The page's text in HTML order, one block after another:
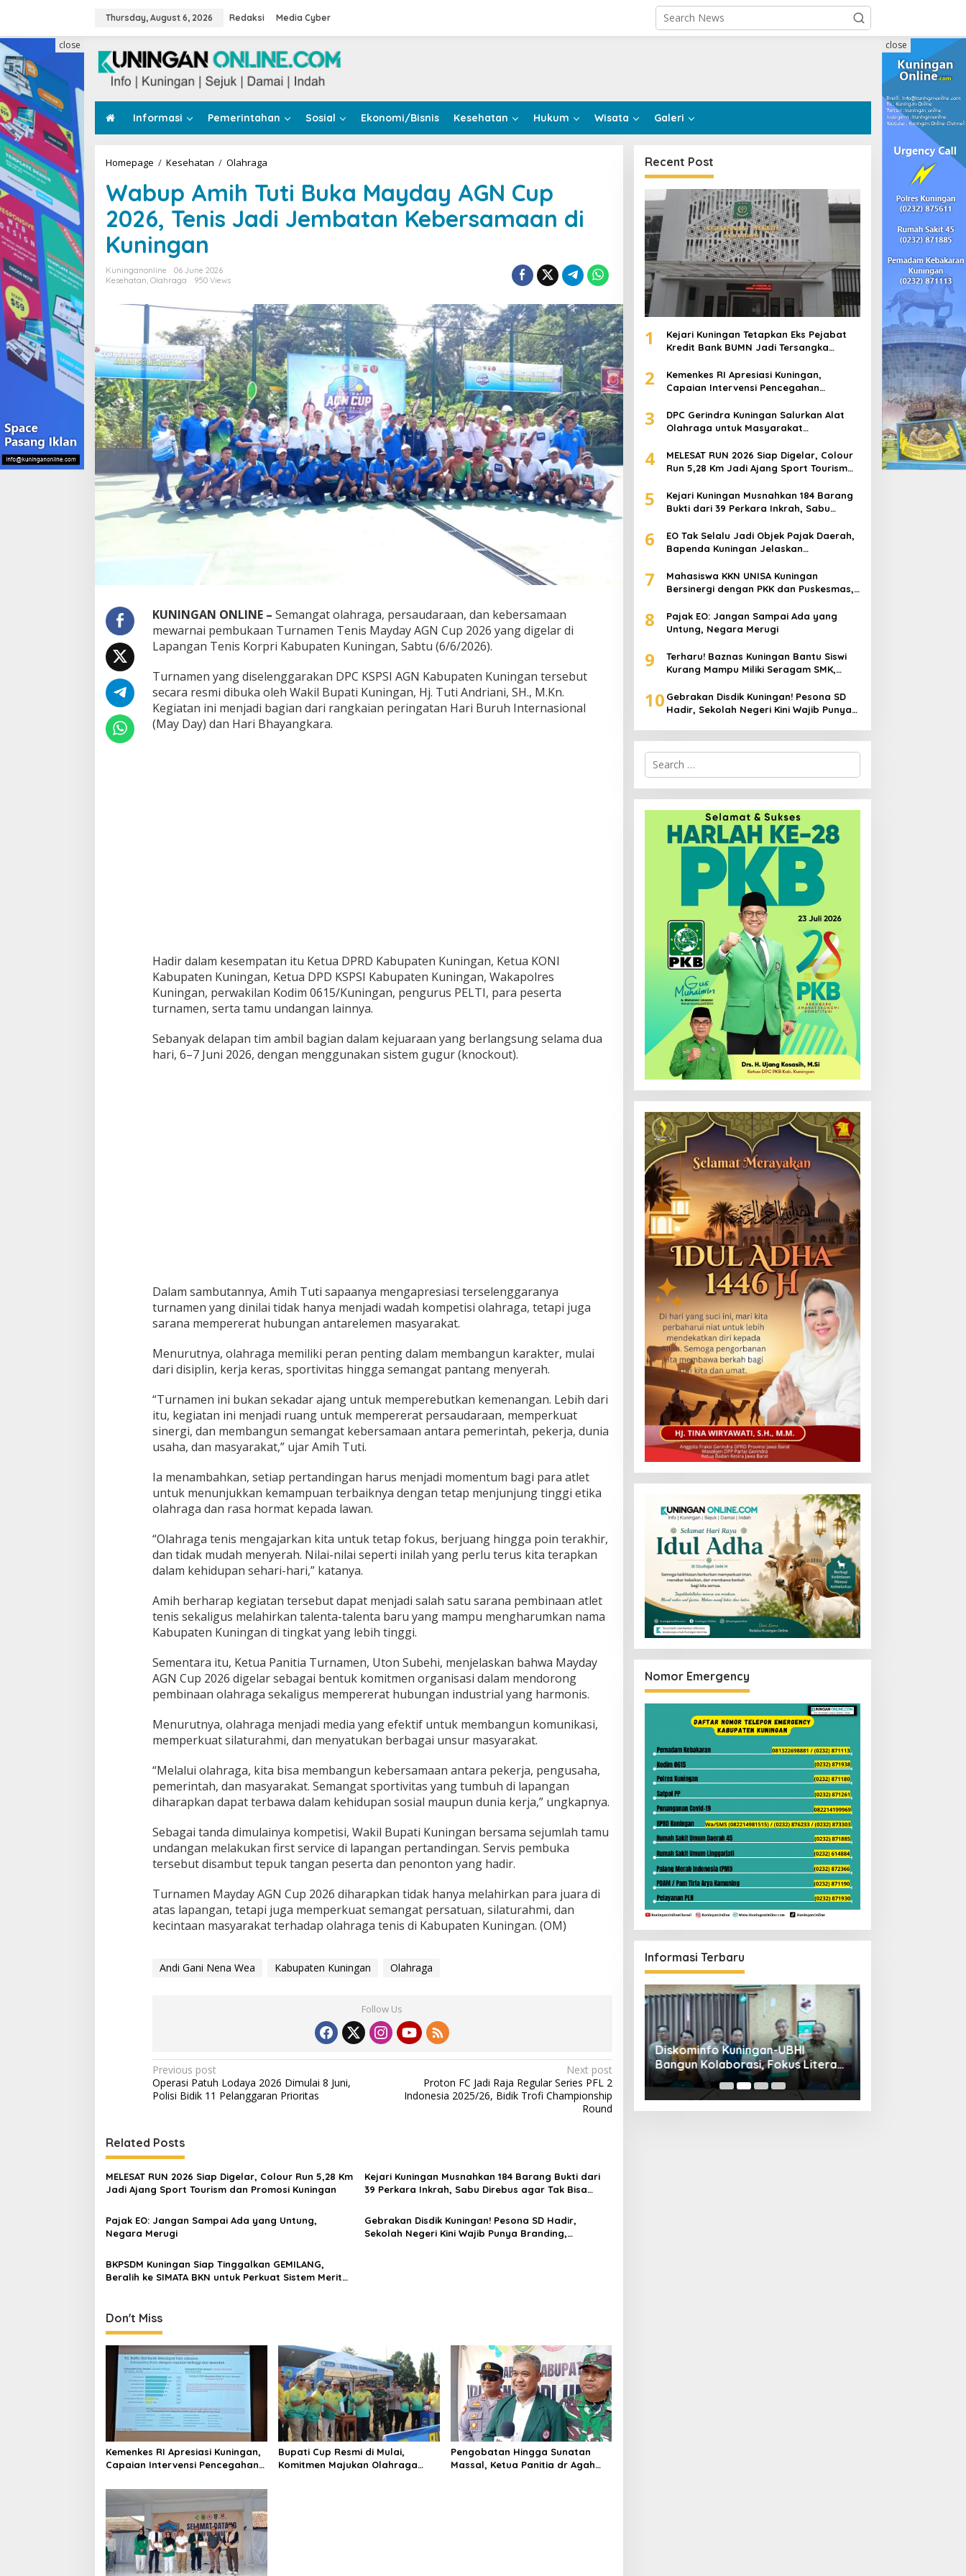
Thursday, August 6, 2026 Redaksi Media Cyber
Informasi Pemerintahan Sosial Ekonomi/Bisnis Kesehatan Hukum Wisata Galeri
close close
Homepage / Kesehatan / Olahraga
Tuti
Buka
Mayday
AGN
Kebersamaan
di
Kuningan
Wabup Amih Tuti Buka Mayday AGN Cup
2026, Tenis Jadi Jembatan Kebersamaan di
Kuningan
Kuninganonline
06 June 2026
Kesehatan Olahraga 950 Views
KUNINGAN ONLINE – Semangat olahraga, persaudaraan, dan kebersamaan
mewarnai pembukaan Turnamen Tenis Mayday AGN Cup 2026 yang digelar di
Lapangan Tenis Korpri Kabupaten Kuningan, Sabtu (6/6/2026).
Turnamen yang diselenggarakan DPC KSPSI AGN Kabupaten Kuningan tersebut
secara resmi dibuka oleh Wakil Bupati Kuningan, Hj. Tuti Andriani, SH., M.Kn.
Kegiatan ini menjadi bagian dari rangkaian peringatan Hari Buruh Internasional
(May Day) dan Hari Bhayangkara.
Hadir dalam kesempatan itu Ketua DPRD Kabupaten Kuningan, Ketua KONI
Kabupaten Kuningan, Ketua DPD KSPSI Kabupaten Kuningan, Wakapolres
Kuningan, perwakilan Kodim 0615/Kuningan, pengurus PELTI, para peserta
turnamen, serta tamu undangan lainnya.
Sebanyak delapan tim ambil bagian dalam kejuaraan yang berlangsung selama dua
hari, 6–7 Juni 2026, dengan menggunakan sistem gugur (knockout).
Dalam sambutannya, Amih Tuti sapaanya mengapresiasi terselenggaranya
turnamen yang dinilai tidak hanya menjadi wadah kompetisi olahraga, tetapi juga
sarana mempererat hubungan antarelemen masyarakat.
Menurutnya, olahraga memiliki peran penting dalam membangun karakter, mulai
dari disiplin, kerja keras, sportivitas hingga semangat pantang menyerah.
“Turnamen ini bukan sekadar ajang untuk memperebutkan kemenangan. Lebih dari
itu, kegiatan ini menjadi ruang untuk mempererat persaudaraan, memperkuat
sinergi, dan membangun semangat kebersamaan antara pemerintah, pekerja, dunia
usaha, dan masyarakat,” ujar Amih Tuti.
Ia menambahkan, setiap pertandingan harus menjadi momentum bagi para atlet
untuk menunjukkan kemampuan terbaiknya dengan tetap menjunjung tinggi etika
olahraga dan rasa hormat kepada lawan.
“Olahraga tenis mengajarkan kita untuk tetap fokus, berjuang hingga poin terakhir,
dan tidak mudah menyerah. Nilai-nilai seperti inilah yang perlu terus kita terapkan
dalam kehidupan sehari-hari,” katanya.
Amih berharap kegiatan tersebut dapat menjadi salah satu sarana pembinaan atlet
tenis sekaligus melahirkan talenta-talenta baru yang mampu mengharumkan nama
Kabupaten Kuningan di tingkat yang lebih tinggi.
Sementara itu, Ketua Panitia Turnamen, Uton Subehi, menjelaskan bahwa Mayday
AGN Cup 2026 digelar sebagai bentuk komitmen organisasi dalam mendorong
pembinaan olahraga sekaligus mempererat hubungan industrial yang harmonis.
Menurutnya, olahraga menjadi media yang efektif untuk membangun komunikasi,
memperkuat silaturahmi, dan menyatukan berbagai unsur masyarakat.
“Melalui olahraga, kita bisa membangun kebersamaan antara pekerja, pengusaha,
pemerintah, dan masyarakat. Semangat sportivitas yang tumbuh di lapangan
diharapkan dapat terbawa dalam kehidupan sosial maupun dunia kerja,” ungkapnya.
Sebagai tanda dimulainya kompetisi, Wakil Bupati Kuningan bersama sejumlah tamu
undangan melakukan first service di lapangan pertandingan. Servis pembuka
tersebut disambut tepuk tangan peserta dan penonton yang hadir.
Turnamen Mayday AGN Cup 2026 diharapkan tidak hanya melahirkan para juara di
atas lapangan, tetapi juga memperkuat semangat persatuan, silaturahmi, dan
kecintaan masyarakat terhadap olahraga tenis di Kabupaten Kuningan. (OM)
Andi Gani Nena Wea Kabupaten Kuningan Olahraga
Follow Us
Post
navigation
Previous post
Operasi Patuh Lodaya 2026 Dimulai 8 Juni,
Polisi Bidik 11 Pelanggaran Prioritas
Next post
Proton FC Jadi Raja Regular Series PFL 2
Indonesia 2025/26, Bidik Trofi Championship
Round
Related Posts
MELESAT RUN 2026 Siap Digelar, Colour Run 5,28 Km
Jadi Ajang Sport Tourism dan Promosi Kuningan
Kejari Kuningan Musnahkan 184 Barang Bukti dari
39 Perkara Inkrah, Sabu Direbus agar Tak Bisa
Pajak EO: Jangan Sampai Ada yang Untung,
Negara Merugi
Gebrakan Disdik Kuningan! Pesona SD Hadir,
Sekolah Negeri Kini Wajib Punya Branding,
BKPSDM Kuningan Siap Tinggalkan GEMILANG,
Beralih ke SIMATA BKN untuk Perkuat Sistem Merit
Don't Miss
Kemenkes RI Apresiasi Kuningan,
Capaian Intervensi Pencegahan
Bupati Cup Resmi di Mulai,
Komitmen Majukan Olahraga
Pengobatan Hingga Sunatan
Massal, Ketua Panitia dr Agah
Recent Post
1
Kejari Kuningan Tetapkan Eks Pejabat
Kredit Bank BUMN Jadi Tersangka
2
Kemenkes RI Apresiasi Kuningan,
Capaian Intervensi Pencegahan
3
DPC Gerindra Kuningan Salurkan Alat
Olahraga untuk Masyarakat
Generasi Muda
4
MELESAT RUN 2026 Siap Digelar, Colour
Run 5,28 Km Jadi Ajang Sport Tourism
5
Kejari Kuningan Musnahkan 184 Barang
Bukti dari 39 Perkara Inkrah, Sabu
6
EO Tak Selalu Jadi Objek Pajak Daerah,
Bapenda Kuningan Jelaskan
7
Mahasiswa KKN UNISA Kuningan
Bersinergi dengan PKK dan Puskesmas,
hingga Perawatan Lansia
8
Pajak EO: Jangan Sampai Ada yang
Untung, Negara Merugi
9
Terharu! Baznas Kuningan Bantu Siswi
Kurang Mampu Miliki Seragam SMK,
Padam
10 Gebrakan Disdik Kuningan! Pesona SD
Hadir, Sekolah Negeri Kini Wajib Punya
Search
for:
Nomor Emergency
Informasi Terbaru
Penampilan “Pesta Panen” Elvy
Sukaesih Berbuah Manis
Diskominfo Kuningan-UBHI
Bangun Kolaborasi, Fokus Literasi
Digital hingga Desa Digital